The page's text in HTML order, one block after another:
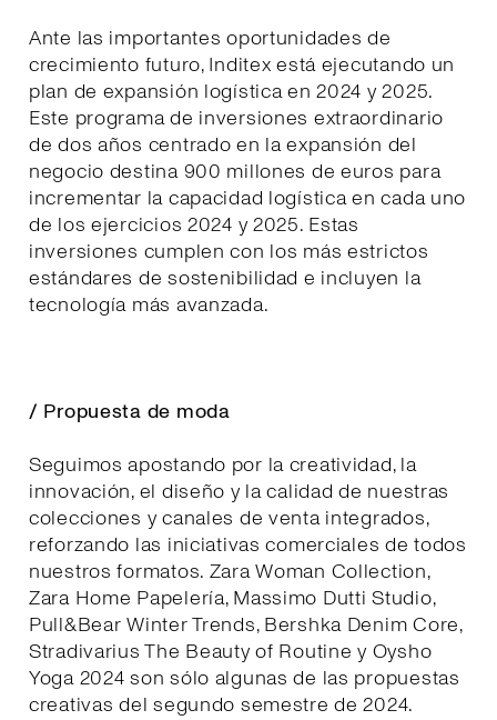
Ante las importantes oportunidades de
crecimiento futuro, Inditex está ejecutando un
plan de expansión logística en 2024 y 2025.
Este programa de inversiones extraordinario
de dos años centrado en la expansión del
negocio destina 900 millones de euros para
incrementar la capacidad logística en cada uno
de los ejercicios 2024 y 2025. Estas
inversiones cumplen con los más estrictos
estándares de sostenibilidad e incluyen la
tecnología más avanzada.
/ Propuesta de moda
Seguimos apostando por la creatividad, la
innovación, el diseño y la calidad de nuestras
colecciones y canales de venta integrados,
reforzando las iniciativas comerciales de todos
nuestros formatos. Zara Woman Collection,
Zara Home Papelería, Massimo Dutti Studio,
Pull&Bear Winter Trends, Bershka Denim Core,
Stradivarius The Beauty of Routine y Oysho
Yoga 2024 son sólo algunas de las propuestas
creativas del segundo semestre de 2024.